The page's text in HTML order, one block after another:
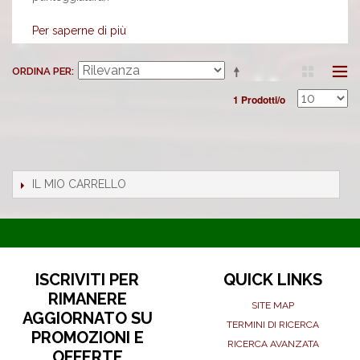
Per saperne di più
ORDINA PER
1 Prodotti/o
IL MIO CARRELLO
ISCRIVITI PER
RIMANERE
AGGIORNATO SU
PROMOZIONI E
QUICK LINKS
SITE MAP
TERMINI DI RICERCA
RICERCA AVANZATA